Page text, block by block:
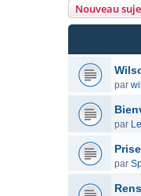
Nouveau
par
par
par